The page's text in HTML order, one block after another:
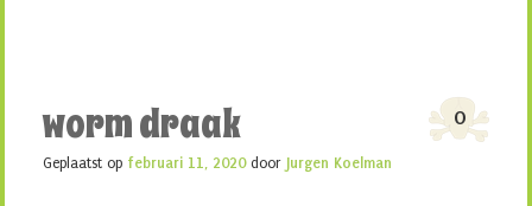
worm draak 0
Geplaatst op februari 11, 2020door Jurgen Koelman